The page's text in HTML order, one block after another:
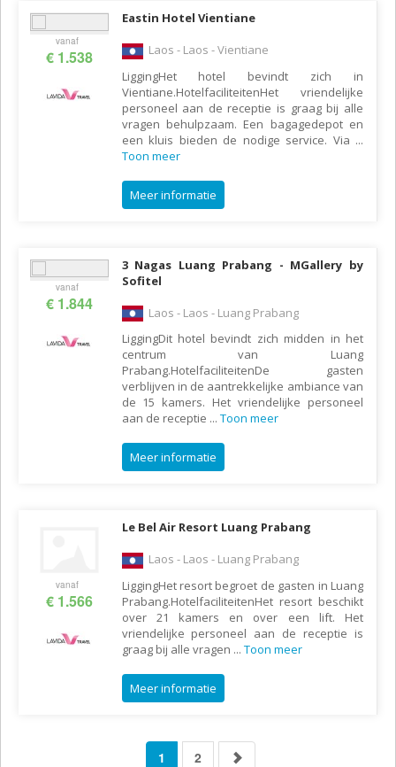
vanaf
€ 1.538
Eastin Hotel Vientiane
Laos - Laos - Vientiane
LiggingHet hotel bevindt zich in
Vientiane.HotelfaciliteitenHet vriendelijke
personeel aan de receptie is graag bij alle
vragen behulpzaam. Een bagagedepot en
een kluis bieden de nodige service. Via ...
Toon meer
Meer informatie
vanaf
€ 1.844
3 Nagas Luang Prabang - MGallery by
Sofitel
Laos - Laos - Luang Prabang
LiggingDit hotel bevindt zich midden in het
centrum van Luang
Prabang.HotelfaciliteitenDe gasten
verblijven in de aantrekkelijke ambiance van
de 15 kamers. Het vriendelijke personeel
aan de receptie ... Toon meer
Meer informatie
vanaf
€ 1.566
Le Bel Air Resort Luang Prabang
Laos - Laos - Luang Prabang
LiggingHet resort begroet de gasten in Luang
Prabang.HotelfaciliteitenHet resort beschikt
over 21 kamers en over een lift. Het
vriendelijke personeel aan de receptie is
graag bij alle vragen ... Toon meer
Meer informatie
1 2